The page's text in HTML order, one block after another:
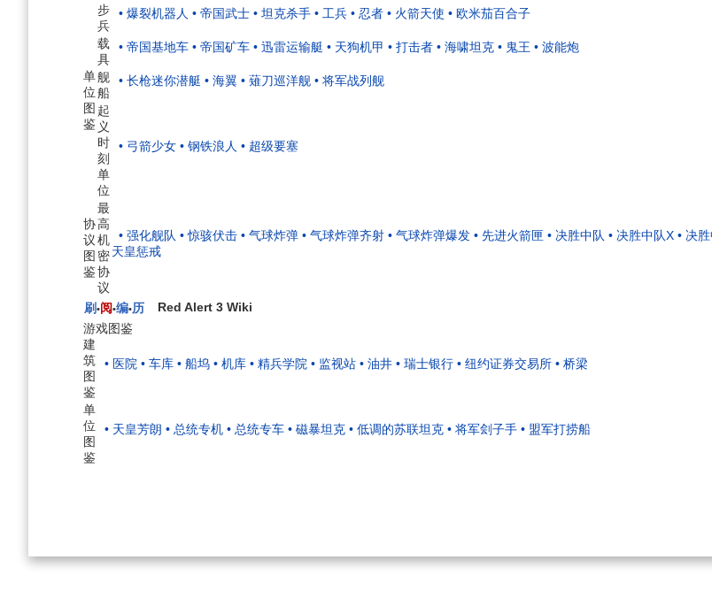
单
位
图
鉴
步
兵
• 爆裂机器人 • 帝国武士 • 坦克杀手 • 工兵 • 忍者 • 火箭天使 • 欧米茄百合子
载
具
• 帝国基地车 • 帝国矿车 • 迅雷运输艇 • 天狗机甲 • 打击者 • 海啸坦克 • 鬼王 • 波能炮
舰
船
• 长枪迷你潜艇 • 海翼 • 薙刀巡洋舰 • 将军战列舰
起
义
时
刻
单
位
• 弓箭少女 • 钢铁浪人 • 超级要塞
协
议
图
鉴
最
高
机
密
协
议
• 强化舰队 • 惊骇伏击 • 气球炸弹 • 气球炸弹齐射 • 气球炸弹爆发 • 先进火箭匣 • 决胜中队 • 决胜中队X • 决
天皇惩戒
刷•阅•编•历
Red Alert 3 Wiki
游戏图鉴
建
筑
图
鉴
• 医院 • 车库 • 船坞 • 机库 • 精兵学院 • 监视站 • 油井 • 瑞士银行 • 纽约证券交易所 • 桥梁
单
位
图
鉴
• 天皇芳朗 • 总统专机 • 总统专车 • 磁暴坦克 • 低调的苏联坦克 • 将军刽子手 • 盟军打捞船